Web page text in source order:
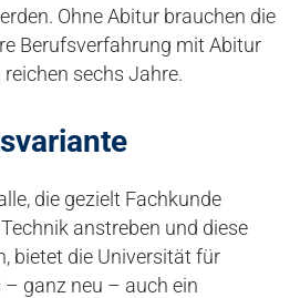
Ohne Abitur brauchen die
Berufsverfahrung mit Abitur
sechs Jahre.
die gezielt Fachkunde
anstreben und diese
bietet die Universität für
ganz neu – auch ein